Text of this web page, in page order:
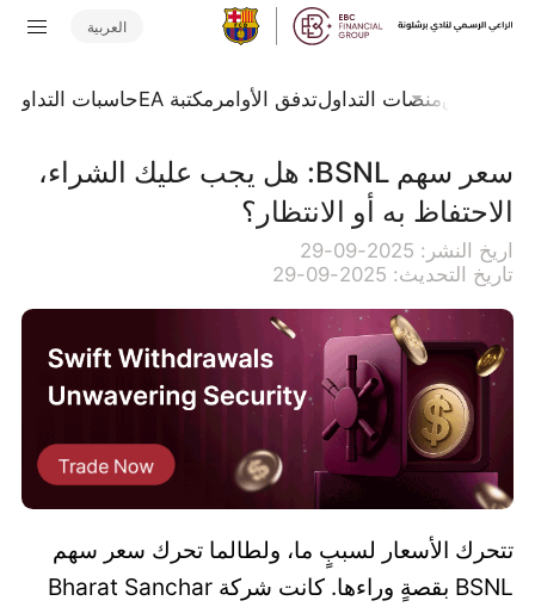
العربية
السوقمنصات التداولتدفق الأوامر مكتبة EA حاسبات التداول
سعر سهم BSNL: هل يجب عليك الشراء،
الاحتفاظ به أو الانتظار؟
اريخ النشر: 2025-09-29
تاريخ التحديث: 2025-09-29
تتحرك الأسعار لسببٍ ما، ولطالما تحرك سعر سهم
BSNL بقصةٍ وراءها. كانت شركة Bharat Sanchar